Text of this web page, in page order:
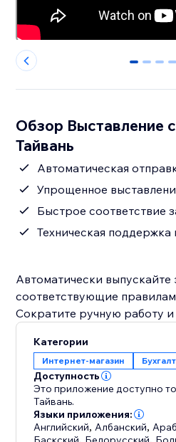
0 1 2 3
Обзор Выставление
Тайвань
Автоматическая
Упрощенное
Быстрое соответствие
Техническая
Автоматически выпускайте
соответствующие правилам
Сократите ручную работу и
Категории
Интернет-магазин
Доступность
Это приложение доступно
Тайвань.
Языки приложения:
Английский, Албанский,